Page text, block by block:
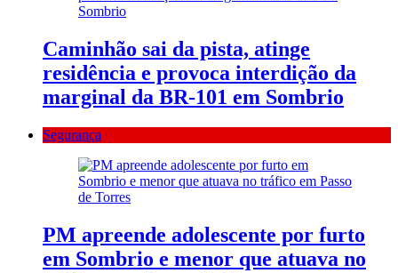
Caminhão sai da pista, atinge
residência e provoca interdição da
marginal da BR-101 em Sombrio
Segurança
PM apreende adolescente por furto
em Sombrio e menor que atuava no